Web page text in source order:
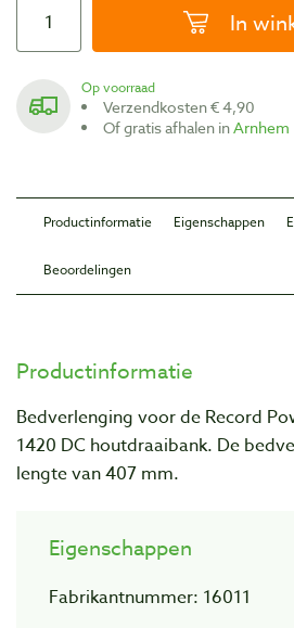
In
Op voorraad
Verzendkosten € 4,90
Of gratis afhalen inArnhem
Productinformatie Eigenschappen
Beoordelingen
Productinformatie
Bedverlenging voor de Record
1420 DC houtdraaibank. De
lengte van 407 mm.
Eigenschappen
Fabrikantnummer: 16011